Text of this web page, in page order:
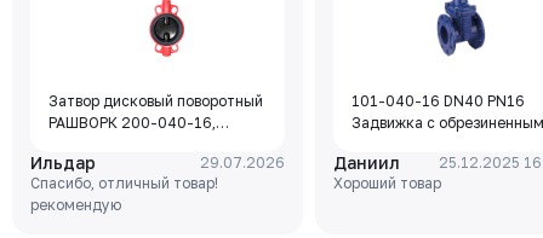
Затвор дисковый поворотный
РАШВОРК 200-040-16,
250 (GG25), диск - GJS-400-
15 (GGG40), уплотнение -
EPDM, М/Ф, рукоятка
Ильдар
29.07.2026
Спасибо, отличный товар!
рекомендую
101-040-16 DN40 PN16
Задвижка с обрезиненным
чугун, клин-EPDM,
Tmax=110°C Ф/Ф
Даниил
25.12.2025
Хороший товар